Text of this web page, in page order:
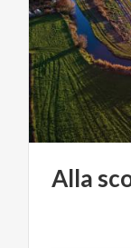
Alla